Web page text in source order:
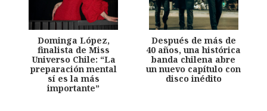
Dominga López,
finalista de Miss
Universo Chile: “La
preparación mental
sí es la más
importante”
Después de más de
40 años, una histórica
banda chilena abre
un nuevo capítulo con
disco inédito